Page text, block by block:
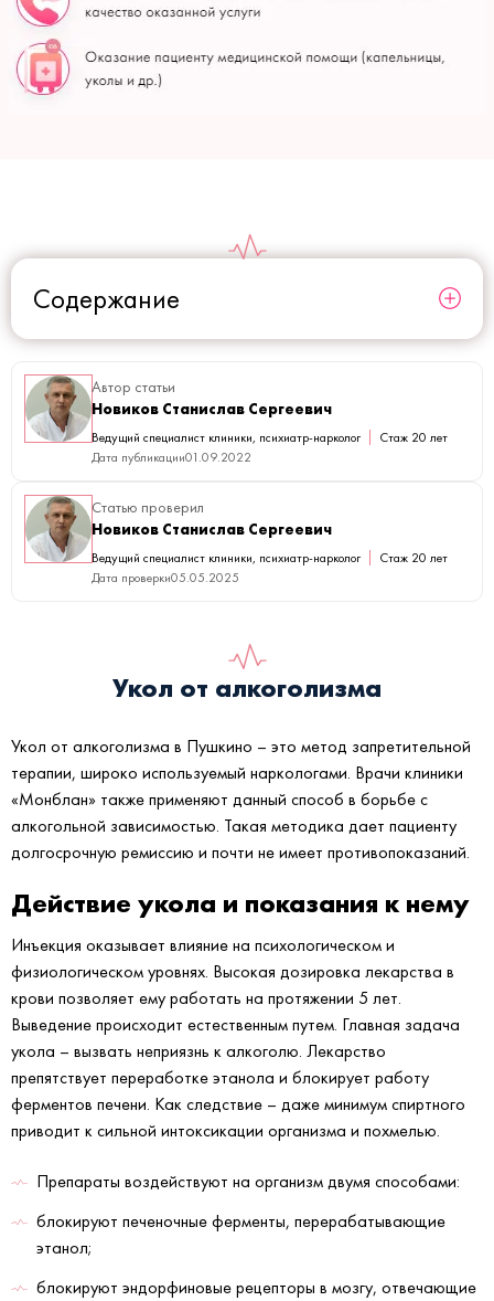
Содержание
Автор статьи
Новиков Станислав Сергеевич
Ведущий специалист клиники, психиатр-нарколог
Стаж 20 лет
Дата публикации01.09.2022
Статью проверил
Новиков Станислав Сергеевич
Ведущий специалист клиники, психиатр-нарколог
Стаж 20 лет
Дата проверки05.05.2025
Укол от алкоголизма
Укол от алкоголизма в Пушкино – это метод запретительной
терапии, широко используемый наркологами. Врачи клиники
«Монблан» также применяют данный способ в борьбе с
алкогольной зависимостью. Такая методика дает пациенту
долгосрочную ремиссию и почти не имеет противопоказаний.
Действие укола и показания к нему
Инъекция оказывает влияние на психологическом и
физиологическом уровнях. Высокая дозировка лекарства в
крови позволяет ему работать на протяжении 5 лет.
Выведение происходит естественным путем. Главная задача
укола – вызвать неприязнь к алкоголю. Лекарство
препятствует переработке этанола и блокирует работу
ферментов печени. Как следствие – даже минимум спиртного
приводит к сильной интоксикации организма и похмелью.
Препараты воздействуют на организм двумя способами:
блокируют печеночные ферменты, перерабатывающие
этанол;
блокируют эндорфиновые рецепторы в мозгу, отвечающие